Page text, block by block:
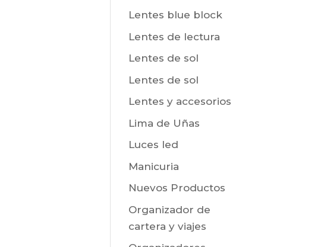
Lentes blue block
Lentes de lectura
Lentes de sol
Lentes de sol
Lentes y accesorios
Lima de Uñas
Luces led
Manicuria
Nuevos Productos
Organizador de
cartera y viajes